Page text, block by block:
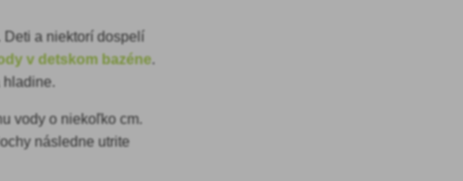
Deti a niektorí dospelí
v detskom bazéne.
hladine.
vody o niekoľko cm.
následne utrite